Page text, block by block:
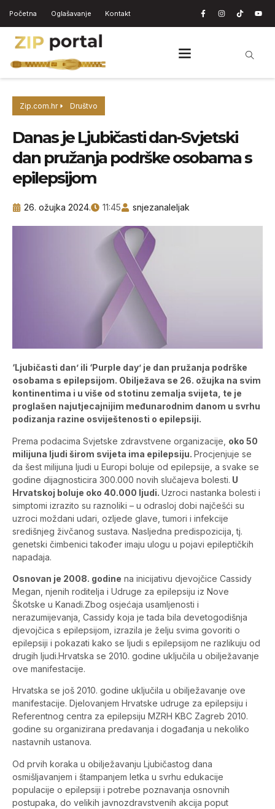
Početna Oglašavanje Kontakt
Zip.com.hr Društvo
Danas je Ljubičasti dan-Svjetski
dan pružanja podrške osobama s
epilepsijom
26. ožujka 2024. 11:45 snjezanaleljak
‘Ljubičasti dan’ ili ‘Purple day’ je dan pružanja podrške
osobama s epilepsijom. Obilježava se 26. ožujka na svim
kontinentima i u više od stotinu zemalja svijeta, te je
proglašen najutjecajnijim međunarodnim danom u svrhu
podizanja razine osviještenosti o epilepsiji.
Prema podacima Svjetske zdravstvene organizacije, oko 50
milijuna ljudi širom svijeta ima epilepsiju. Procjenjuje se
da šest milijuna ljudi u Europi boluje od epilepsije, a svake se
godine dijagnosticira 300.000 novih slučajeva bolesti. U
Hrvatskoj boluje oko 40.000 ljudi. Uzroci nastanka bolesti i
simptomi izrazito su raznoliki – u odrasloj dobi najčešći su
uzroci moždani udari, ozljede glave, tumori i infekcije
središnjeg živčanog sustava. Nasljedna predispozicija, tj.
genetski čimbenici također imaju ulogu u pojavi epileptičkih
napadaja.
Osnovan je 2008. godine na inicijativu djevojčice Cassidy
Megan, njenih roditelja i Udruge za epilepsiju iz Nove
Škotske u Kanadi.Zbog osjećaja usamljenosti i
nerazumijevanja, Cassidy koja je tada bila devetogodišnja
djevojčica s epilepsijom, izrazila je želju svima govoriti o
epilepsiji i pokazati kako se ljudi s epilepsijom ne razlikuju od
drugih ljudi.Hrvatska se 2010. godine uključila u obilježavanje
ove manifestacije.
Hrvatska se još 2010. godine uključila u obilježavanje ove
manifestacije. Djelovanjem Hrvatske udruge za epilepsiju i
Referentnog centra za epilepsiju MZRH KBC Zagreb 2010.
godine su organizirana predavanja i događanja u nekoliko
nastavnih ustanova.
Od prvih koraka u obilježavanju Ljubičastog dana
osmišljavanjem i štampanjem letka u svrhu edukacije
populacije o epilepsiji i potrebe poznavanja osnovnih
postupaka, do velikih javnozdravstvenih akcija poput